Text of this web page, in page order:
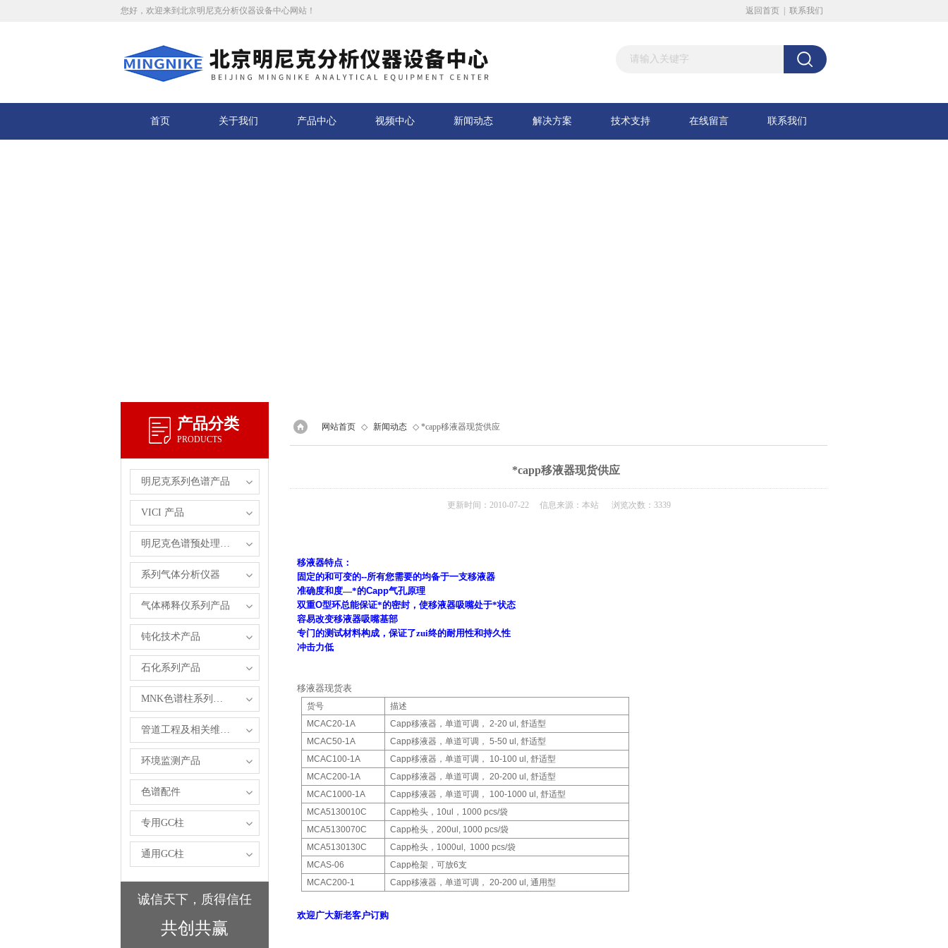
您好，欢迎来到北京明尼克分析仪器设备中心网站！ 返回首页 联系我们
首页 关于我们 产品中心 视频中心 新闻动态 解决方案 技术支持 在线留言 联系我们
产品分类
PRODUCTS
明尼克系列色谱产品
VICI 产品
明尼克色谱预处理自主产品
系列气体分析仪器
气体稀释仪系列产品
钝化技术产品
石化系列产品
MNK色谱柱系列产品
管道工程及相关维修服务
环境监测产品
色谱配件
专用GC柱
通用GC柱
诚信天下，质得信任
共创共赢
网站首页 ◇ 新闻动态 ◇ *capp移液器现货供应
*capp移液器现货供应
更新时间：2010-07-22 信息来源：本站 浏览次数：3339
移液器特点：
固定的和可变的--所有您需要的均备于一支移液器
准确度和度—*的Capp气孔原理
双重O型环总能保证*的密封，使移液器吸嘴处于*状态
容易改变移液器吸嘴基部
专门的测试材料构成，保证了zui终的耐用性和持久性
冲击力低
移液器现货表
货号
描述
MCAC20-1A
Capp移液器，单道可调， 2-20 ul,舒适型
MCAC50-1A
Capp移液器，单道可调， 5-50 ul,舒适型
MCAC100-1A
Capp移液器，单道可调， 10-100 ul,舒适型
MCAC200-1A
Capp移液器，单道可调， 20-200 ul,舒适型
MCAC1000-1A
Capp移液器，单道可调， 100-1000 ul,舒适型
MCA5130010C
Capp枪头， 10ul ， 1000 pcs/袋
MCA5130070C
Capp枪头，200ul, 1000 pcs/袋
MCA5130130C
Capp枪头， 1000ul, 1000 pcs/袋
MCAS-06
Capp枪架，可放6支
MCAC200-1
Capp移液器，单道可调， 20-200 ul,通用型
欢迎广大新老客户订购